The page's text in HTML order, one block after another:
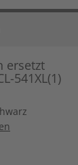
ersetzt
541XL(1)